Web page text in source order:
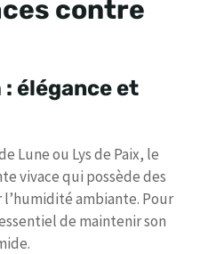
contre
élégance et
Lune ou Lys de Paix, le
vivace qui possède des
ambiante. Pour
de maintenir son